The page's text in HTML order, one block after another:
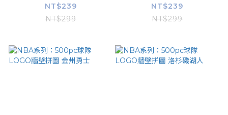
NT$239
NT$299
NT$239
NT$299